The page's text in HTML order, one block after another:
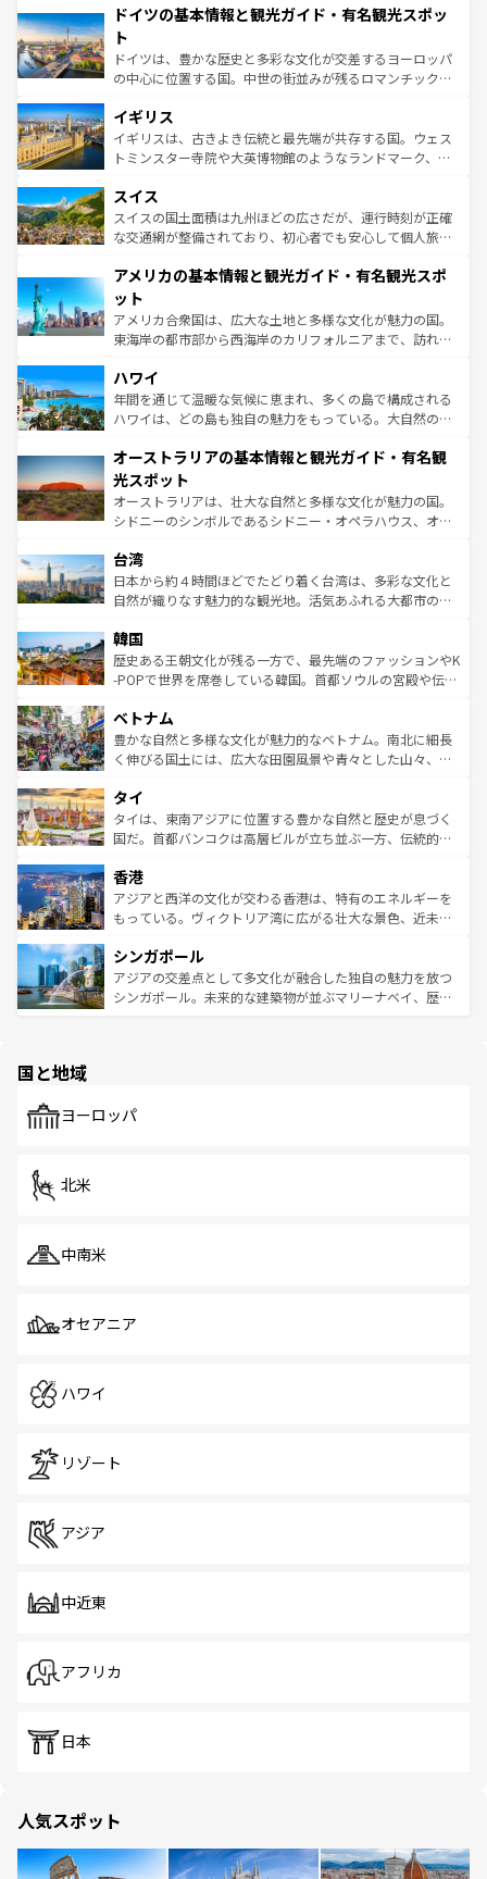
せる。地方によって風土や気候が異なるスペインはその個
ンテンツ一覧 を参照してほしい。
で、幅広い魅力が詰まっている。華麗な宮殿、歴史的な大
聖堂、美しいビーチ、そして豊かな自然が、訪れる者を心
から魅了する。また、フランスは美食の国としても知ら
れ、フランス料理はユネスコ無形文化遺産にも登録されて
香り高いラベンダー畑など、多彩な楽しみ方が可能だ。さ
らに、パリ以外の地域にも魅力が溢れており、どの街角に
も豊かな歴史と文化が息づいている。パリ以外の個性あふ
を参照してほしい。
ドイツの基本情報と観光ガイド・有名観光スポッ
ト
ドイツは、豊かな歴史と多彩な文化が交差するヨーロッパ
の中心に位置する国。中世の街並みが残るロマンチック街
顔を持つこの国は、どこを歩いても飽きることがない。ベ
ルリンの文化的活気、バイエルン州のアルプスの絶景、そ
してライン川沿いのワイン畑といった風景は必見。ビール
は、お酒好きな人にはぜひ体験してほしい。 なお、新着の
ドイツ情報はコンテンツ一覧を参照してほしい。
イギリス
イギリスは、古きよき伝統と最先端が共存する国。ウェス
トミンスター寺院や大英博物館のようなランドマーク、歴
リアごとに異なる魅力がある。また、優雅なアフタヌーン
ティー、ビール好きにはたまらない英国パブ、サッカー観
戦など、本場だからこそできる体験も豊富。イギリスを旅
ンツ一覧を参照してほしい。
スイス
スイスの国土面積は九州ほどの広さだが、運行時刻が正確
な交通網が整備されており、初心者でも安心して個人旅行
の建物がそのまま残る町や、スイスならではのユニークな
博物館もあり、アルプス観光だけでなく町歩きも満喫する
ことができる。国民の所得が高いため物価も高いが、旅行
者向けの交通パス提供のサービスもあり、うまく活用すれ
着のスイス情報は
アメリカの基本情報と観光ガイド・有名観光スポ
ット
アメリカ合衆国は、広大な土地と多様な文化が魅力の国。
東海岸の都市部から西海岸のカリフォルニアまで、訪れる
のような巨大都市は、観光、ショッピング、エンターテイ
ンメントが詰まった刺激的なスポットだ。一方、アメリカ
西部には大自然が広がり、グランドキャニオンやイエロー
部のニューオーリンズでは、音楽と美食が融合した独特の
文化が魅力。旅行者はアメリカの各地域で異なる魅力を楽
しみながら、その多様性と豊かな歴史を感じることができ
るだろう。車でのロードトリップや列車の旅も、アメリカ
情報は
ハワイ
年間を通じて温暖な気候に恵まれ、多くの島で構成される
ハワイは、どの島も独自の魅力をもっている。大自然の神
ワイ島は見逃せない。また、定番の観光地といえばオアフ
島だが、静かな自然を求めるならマウイ島やカウアイ島が
おすすめ。エメラルドグリーンに輝く海をはじめ、豊かな
文化や歴史が息づいている。「アロハスピリット」と呼ば
人々、おいしいローカルフードやハワイアンミュージッ
ク、伝統的なフラダンスなど、すべてがハワイの魅力を彩
っている。訪れるたびに新しい発見と感動が待っているハ
はコンテンツ一覧
オーストラリアの基本情報と観光ガイド・有名観
光スポット
オーストラリアは、壮大な自然と多様な文化が魅力の国。
シドニーのシンボルであるシドニー・オペラハウス、オー
リアリーフや大陸中央部にそびえるウルル（エアーズロッ
ク）、タスマニアの美しい原生林やケアンズの熱帯雨林な
ど、見どころがたくさん。また、カフェやワイン、オージ
いる。アクティビティも充実しており、サーフィンやダイ
ビング、ハイキングなど、アウトドア好きにはたまらな
い。オーストラリアの多彩な魅力を存分に味わいつくそ
参照してほしい。
台湾
日本から約４時間ほどでたどり着く台湾は、多彩な文化と
自然が織りなす魅力的な観光地。活気あふれる大都市の台
ン）、静ひつな山岳地帯である台湾東部など、都市の喧騒
と山間の静けさが共存しており、訪れる人に新しい発見と
驚きをもたらしてくれる。また、奥深い台湾の食文化も魅
容にもいいと評判のスイーツなど、バラエティ豊かな料理
が味わえる。 なお、新着の台湾情報は コンテンツ一覧を参
照してほしい。
韓国
歴史ある王朝文化が残る一方で、最先端のファッションやK
-POPで世界を席巻している韓国。首都ソウルの宮殿や伝統
き、地方に足を延ばせば四季折々の自然美を楽しむことが
できる。そして、キムチや焼肉、絶品のストリートフード
まで、さまざまな韓国料理が待っている。夜には、韓国な
リティに包まれながら、韓国の多彩な魅力を心ゆくまで味
わってみてほしい。 なお、新着の韓国情報はコンテンツ一
覧を参照してほしい。
ベトナム
豊かな自然と多様な文化が魅力的なベトナム。南北に細長
く伸びる国土には、広大な田園風景や青々とした山々、世
急速な発展と共に伝統が息づく。ハノイの古い町並みやホ
ーチミン市のフランス統治時代の建物も、独特の雰囲気を
醸し出している。また、バラエティの豊かさとおいしさで
とつ。フォーやバインミー、ベトナムコーヒーなどは、ぜ
ひ現地で味わいたい。どの地域を訪れてもあたたかい人々
が旅行者を迎えてくれるので、きっと忘れられない旅にな
参照してほしい。
タイ
タイは、東南アジアに位置する豊かな自然と歴史が息づく
国だ。首都バンコクは高層ビルが立ち並ぶ一方、伝統的な
の活気が交差している。北部ではチェンマイなどの山岳地
帯で自然と触れ合い、南部ではプーケットやクラビの美し
いビーチでリゾート気分を楽しむことができる。タイ料理
激する。気候は一年中温暖で、どの季節にも異なる楽しみ
が待っている。親しみやすいタイの人々、仏教を中心とし
た文化、そして多様な観光資源が、訪れる旅人を魅了し続
香港
アジアと西洋の文化が交わる香港は、特有のエネルギーを
もっている。ヴィクトリア湾に広がる壮大な景色、近未来
み、どこを訪れても感動するはず。観光スポットが密集し
ており、効率よく見どころを回れるのも魅力。息をのむよ
うな絶景から文化的な体験まで、香港を存分に楽しみ尽く
シンガポール
アジアの交差点として多文化が融合した独自の魅力を放つ
シンガポール。未来的な建築物が並ぶマリーナベイ、歴史
で、ホーカーズは地元の風情を楽しめる外せないスポット
国と地域
ヨーロッパ
北米
中南米
オセアニア
ハワイ
リゾート
アジア
中近東
アフリカ
日本
人気スポット